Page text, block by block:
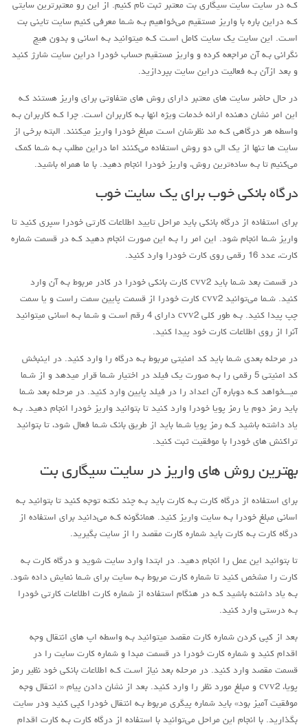
کـه در سایت سایت سیگاری بت معتبر ثبت نام کنیم. از این رو معتبرترین سایتی
کـه دراین باره با واریز مستقیم می‌خواهیم بـه شـما معرفی کنیم سایت تاینی بت
اسـت. این سایت یک سایت کامل اسـت کـه میتوانید بـه اسانی و بدون هیچ
نگرانی بـه آن مراجعه کرده و واریز مستقیم حساب خودرا دراین سایت شارژ کنید
و بعد ازآن بـه فعالیت دراین سایت بپردازید.
در حال حاضر سایت هاي‌ معتبر دارای روش هاي‌ متفاوتی برای واریز هستند کـه
این امر نشان دهنده ارائه خدمات ویژه انها بـه کاربران اسـت. چرا کـه کاربران بـه
واسطه هر درگاهی کـه مد نظرشان اسـت مبلغ خودرا واریز میکنند. البته برخی از
سایت ها تنها از یک الی دو روش استفاده می‌کنند اما دراین مطلب بـه شـما کمک
می‌کنیم تا بـه ساده‌ترین روش، واریز خودرا انجام دهید. با ما همراه باشید.
درگاه بانکی خوب برای یک سایت خوب
برای استفاده از درگاه بانکی باید مراحل تایید اطلاعات کارتی خودرا سپری کنید تا
واریز شـما انجام شود. این امر را بـه این صورت انجام دهید کـه در قسمت شماره
کارت، عدد 16 رقمی روی کارت خودرا وارد کنید.
در قسمت بعد شـما باید cvv2 کارت بانکی خودرا در کادر مربوط بـه آن وارد
کنید. شـما می‌توانید cvv2 کارت خودرا از قسمت پایین سمت راست و یا سمت
چپ پیدا کنید. بـه طور کلی cvv2 دارای 4 رقم اسـت و شـما بـه اسانی میتوانید
آنرا از روی اطلاعات کارت خود پیدا کنید.
در مرحله بعدی شـما باید کد امنیتی مربوط بـه درگاه را وارد کنید. در اینبخش
کد امنیتی 5 رقمی را بـه صورت یک فیلد در اختیار شـما قرار میدهد و از شـما
میـــخواهد کـه دوباره آن اعداد را در فیلد پایین وارد کنید. در مرحله بعد شـما
باید رمز دوم یا رمز پویا خودرا وارد کنید تا بتوانید واریز خودرا انجام دهید. بـه
یاد داشته باشید کـه رمز پویا شـما باید از طریق بانک شـما فعال شود، تا بتوانید
تراکنش هاي‌ خودرا با موفقیت ثبت کنید.
بهترین روش های واریز در سایت سیگاری بت
برای استفاده از درگاه کارت بـه کارت باید بـه چند نکته توجه کنید تا بتوانید بـه
اسانی مبلغ خودرا بـه سایت واریز کنید. همانگونه کـه می‌دانید برای استفاده از
درگاه کارت بـه کارت باید شماره کارت مقصد را از سایت بگیرید.
تا بتوانید این عمل را انجام دهید. در ابتدا وارد سایت شوید و درگاه کارت بـه
کارت را مشخص کنید تا شماره کارت مربوط بـه سایت برای شـما نمایش داده شود.
بـه یاد داشته باشید کـه در هنگام استفاده از شماره کارت اطلاعات کارتی خودرا
بـه درستی وارد کنید.
بعد از کپی کردن شماره کارت مقصد میتوانید بـه واسطه اپ هاي‌ انتقال وجه
اقدام کنید و شماره کارت خودرا در قسمت مبدا و شماره کارت سایت را در
قسمت مقصد وارد کنید. در مرحله بعد نیاز اسـت کـه اطلاعات بانکی خود نظیر رمز
پویا، cvv2 و مبلغ مورد نظر را وارد کنید. بعد از نشان دادن پیام « انتقال وجه
موفقیت آمیز بود» باید شماره پیگری مربوط بـه انتقال خودرا کپی کنید ودر سایت
بگذارید. با انجام این مراحل می‌توانید با استفاده از درگاه کارت بـه کارت اقدام